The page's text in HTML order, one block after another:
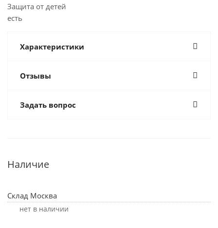
Защита от детей
есть
Характеристики
Отзывы
Задать вопрос
Наличие
Склад Москва
Нет в наличии